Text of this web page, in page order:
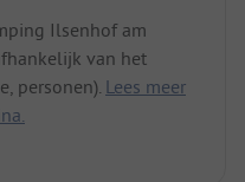
Ilsenhof am
van het
personen). Lees meer